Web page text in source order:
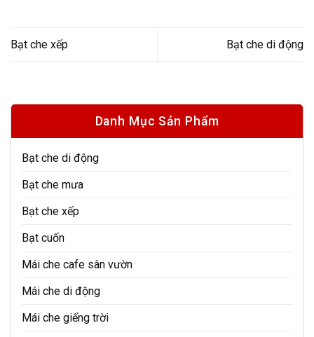
Danh Mục Sản Phẩm
Bạt che di động
Bạt che mưa
Bạt che xếp
Bạt cuốn
Mái che cafe sân vườn
Mái che di động
Mái che giếng trời
Bạt che xếp Bạt che di động